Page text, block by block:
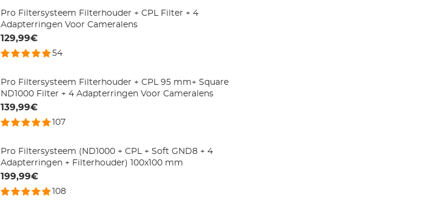
Pro Filtersysteem Filterhouder + CPL Filter + 4
Adapterringen Voor Cameralens
129,99€
54
Pro Filtersysteem Filterhouder + CPL 95 mm+ Square
ND1000 Filter + 4 Adapterringen Voor Cameralens
139,99€
107
Pro Filtersysteem (ND1000 + CPL + Soft GND8 + 4
Adapterringen + Filterhouder) 100x100 mm
199,99€
108